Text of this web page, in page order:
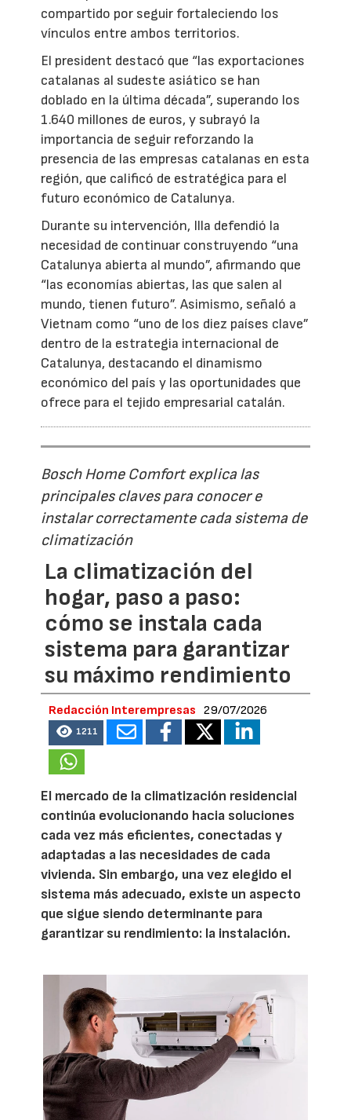
compartido por seguir fortaleciendo los
vínculos entre ambos territorios.
El president destacó que “las exportaciones
catalanas al sudeste asiático se han
doblado en la última década”, superando los
1.640 millones de euros, y subrayó la
importancia de seguir reforzando la
presencia de las empresas catalanas en esta
región, que calificó de estratégica para el
futuro económico de Catalunya.
Durante su intervención, Illa defendió la
necesidad de continuar construyendo “una
Catalunya abierta al mundo”, afirmando que
“las economías abiertas, las que salen al
mundo, tienen futuro”. Asimismo, señaló a
Vietnam como “uno de los diez países clave”
dentro de la estrategia internacional de
Catalunya, destacando el dinamismo
económico del país y las oportunidades que
ofrece para el tejido empresarial catalán.
Bosch Home Comfort explica las
principales claves para conocer e
instalar correctamente cada sistema de
climatización
La climatización del
hogar, paso a paso:
cómo se instala cada
sistema para garantizar
su máximo rendimiento
Redacción Interempresas 29/07/2026
1211
El mercado de la climatización residencial
continúa evolucionando hacia soluciones
cada vez más eficientes, conectadas y
adaptadas a las necesidades de cada
vivienda. Sin embargo, una vez elegido el
sistema más adecuado, existe un aspecto
que sigue siendo determinante para
garantizar su rendimiento: la instalación.